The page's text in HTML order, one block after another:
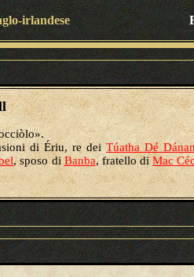
irlandese
di Ériu, re deiTúatha Dé
, sposo diBanba, fratello diMac